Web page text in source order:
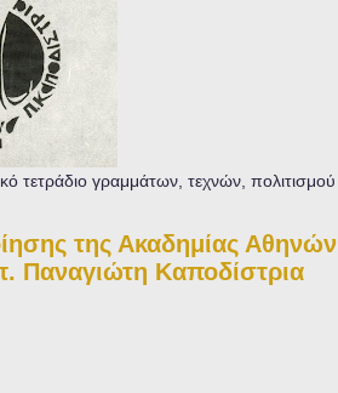
τετράδιο γραμμάτων, τεχνών, πολιτισμού
της Ακαδημίας Αθηνών
Παναγιώτη Καποδίστρια